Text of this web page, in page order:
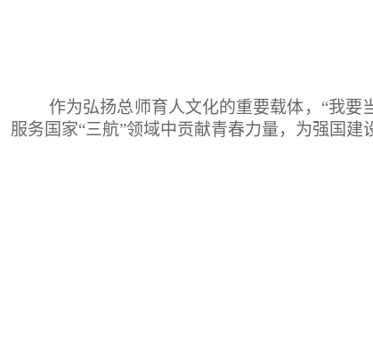
作为弘扬总师育人文化的重要载体，“我
服务国家“三航”领域中贡献青春力量，为强国建